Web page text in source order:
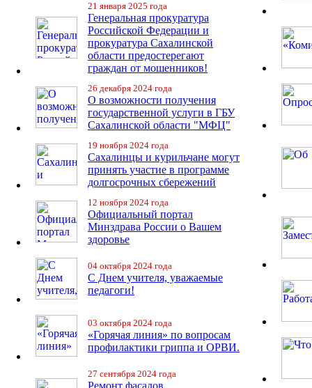
21 января 2025 года
Генеральная прокуратура
Российской Федерации и
прокуратура Сахалинской
области предостерегают
граждан от мошенников!
26 декабря 2024 года
О возможности получения
государственной услуги в ГБУ
Сахалинской области "МФЦ"
19 ноября 2024 года
Сахалинцы и курильчане могут
принять участие в программе
долгосрочных сбережений
12 ноября 2024 года
Официальный портал
Минздрава России о Вашем
здоровье
04 октября 2024 года
С Днем учителя, уважаемые
педагоги!
03 октября 2024 года
«Горячая линия» по вопросам
профилактики гриппа и ОРВИ.
27 сентября 2024 года
Ремонт фасадов